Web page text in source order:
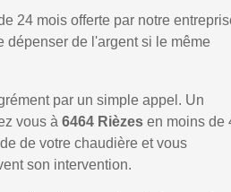
24 mois offerte par notre
dépenser de l'argent si le même
par un simple appel. Un
vous à 6464 Rièzes en moins de
de votre chaudière et vous
son intervention.